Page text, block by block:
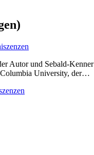
Autor und Sebald-
Columbia University, der…